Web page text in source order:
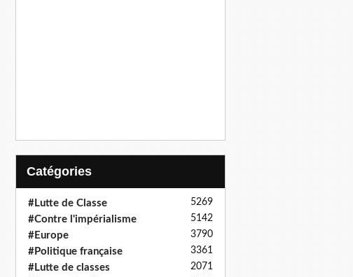
Catégories
#Lutte de Classe 5269
#Contre l'impérialisme 5142
#Europe 3790
#Politique française 3361
#Lutte de classes 2071